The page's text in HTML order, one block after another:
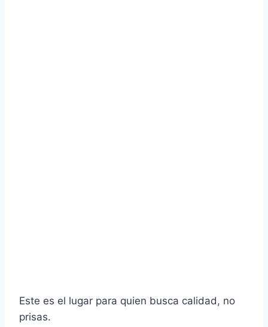
Este es el lugar para quien busca calidad, no
prisas.